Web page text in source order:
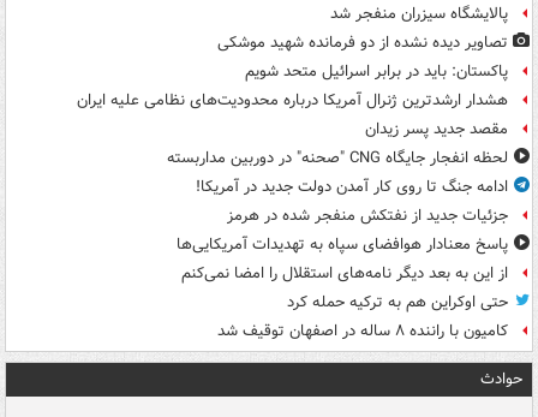
پالایشگاه سیزران منفجر شد
تصاویر دیده‌ نشده از دو فرمانده شهید موشکی
پاکستان: باید در برابر اسرائیل متحد شویم
هشدار ارشدترین ژنرال آمریکا درباره محدودیت‌های نظامی علیه ایران
مقصد جدید پسر زیدان
لحظه انفجار جایگاه CNG "صحنه" در دوربین مداربسته
ادامه جنگ تا روی کار آمدن دولت جدید در آمریکا!
جزئیات جدید از نفتکش منفجر شده در هرمز
پاسخ معنادار هوافضای سپاه به تهدیدات آمریکایی‌ها
از این به بعد دیگر نامه‌های استقلال را امضا نمی‌کنم
حتی اوکراین هم به ترکیه حمله کرد
کامیون با راننده ۸ ساله در اصفهان توقیف شد
حوادث